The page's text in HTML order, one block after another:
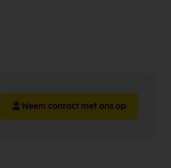
Neem contact met ons op